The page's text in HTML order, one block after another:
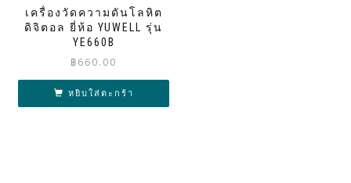
เครื่องวัดความดันโลหิต
ดิจิตอล ยี่ห้อ YUWELL รุ่น
YE660B
฿660.00
หยิบใส่ตะกร้า